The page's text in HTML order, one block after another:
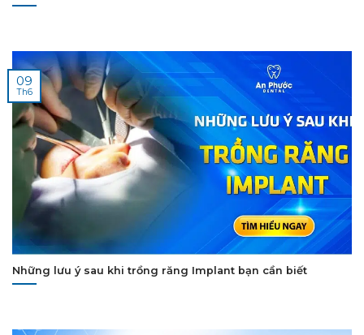
Những lưu ý sau khi trồng răng Implant bạn cần biết
09
Th6